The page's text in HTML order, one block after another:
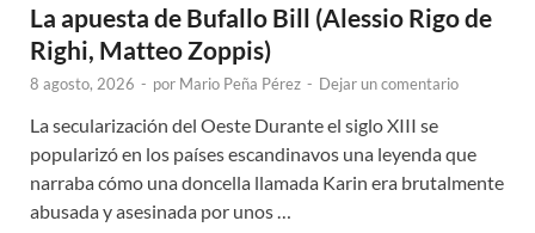
La apuesta de Bufallo Bill (Alessio Rigo de
Righi, Matteo Zoppis)
8 agosto, 2026 - por Mario Peña Pérez - Dejar un comentario
La secularización del Oeste Durante el siglo XIII se
popularizó en los países escandinavos una leyenda que
narraba cómo una doncella llamada Karin era brutalmente
abusada y asesinada por unos …